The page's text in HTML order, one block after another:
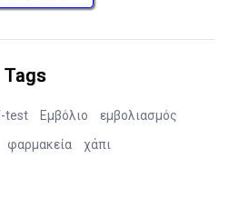
Tags
test Εμβόλιο
εμβολιασμός
φαρμακεία χάπι